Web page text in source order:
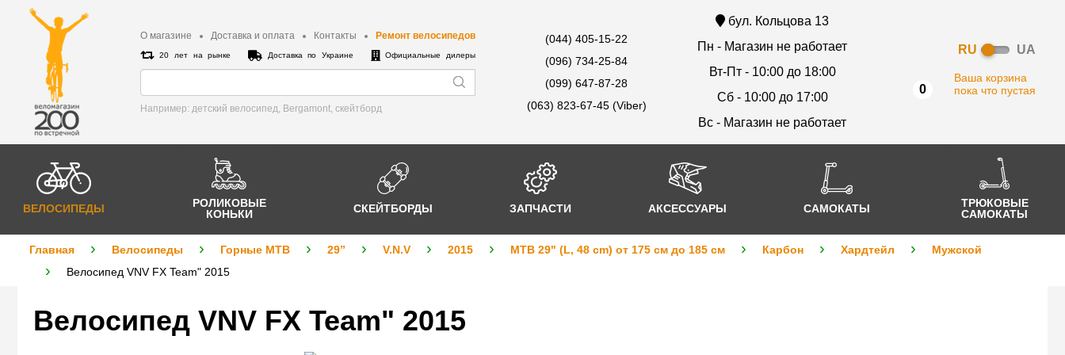
О магазине Доставка и оплата Контакты Ремонт велосипедов
20 лет на рынке Доставка по Украине Официальные дилеры
Например: детский велосипед, Bergamont, cкейтборд
(044) 405-15-22
(096) 734-25-84
(099) 647-87-28
(063) 823-67-45 (Viber)
бул. Кольцова 13
Пн - Магазин не работает
Вт-Пт - 10:00 до 18:00
Сб - 10:00 до 17:00
Вс - Магазин не работает
RU UA
0
Ваша корзина
пока что пустая
ВЕЛОСИПЕДЫ
РОЛИКОВЫЕ
КОНЬКИ
СКЕЙТБОРДЫ ЗАПЧАСТИ АКСЕССУАРЫ САМОКАТЫ
ТРЮКОВЫЕ
САМОКАТЫ
Главная Велосипеды Горные MTB 29” V.N.V 2015 MTB 29" (L, 48 cm) от 175 см до 185 см Карбон Хардтейл
Мужской
Велосипед VNV FX Team" 2015
Велосипед VNV FX Team" 2015